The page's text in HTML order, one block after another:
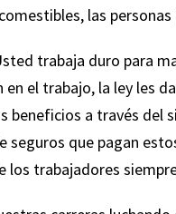
las
trabaja duro para
el trabajo, la ley les
beneficios a través del
seguros que pagan
los trabajadores